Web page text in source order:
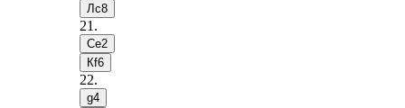
Лc8
21 .
Сe2
Кf6
22.
g4